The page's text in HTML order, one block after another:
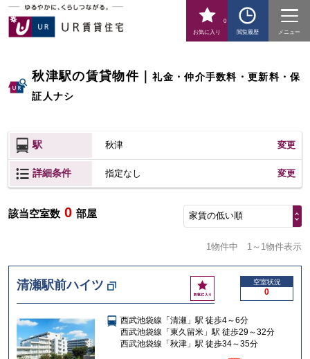
お気に入り
0
閲覧履歴
メニュー
秋津駅の賃貸物件｜礼金・仲介手数料・更新料・保
証人ナシ
駅 秋津 変更
詳細条件 指定なし 変更
該当空室数 0 部屋 家賃の低い順
1物件中 1～1物件表示
清瀬駅前ハイツ
お
気
入
り
空室状況
0
西武池袋線「清瀬」駅 徒歩4～6分
西武池袋線「東久留米」駅 徒歩29～32分
西武池袋線「秋津」駅 徒歩34～35分